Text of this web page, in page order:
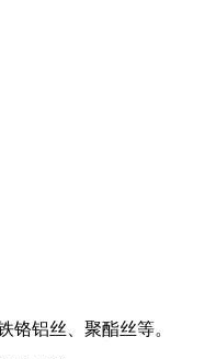
铬铝丝、聚酯丝等。